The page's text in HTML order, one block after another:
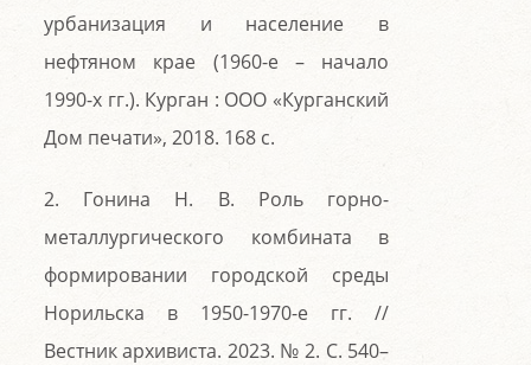
урбанизация и население в
нефтяном крае (1960-е – начало
1990-х гг.). Курган : ООО «Курганский
Дом печати», 2018. 168 с.
2. Гонина Н. В. Роль горно-
металлургического комбината в
формировании городской среды
Норильска в 1950-1970-е гг. //
Вестник архивиста. 2023. № 2. С. 540–